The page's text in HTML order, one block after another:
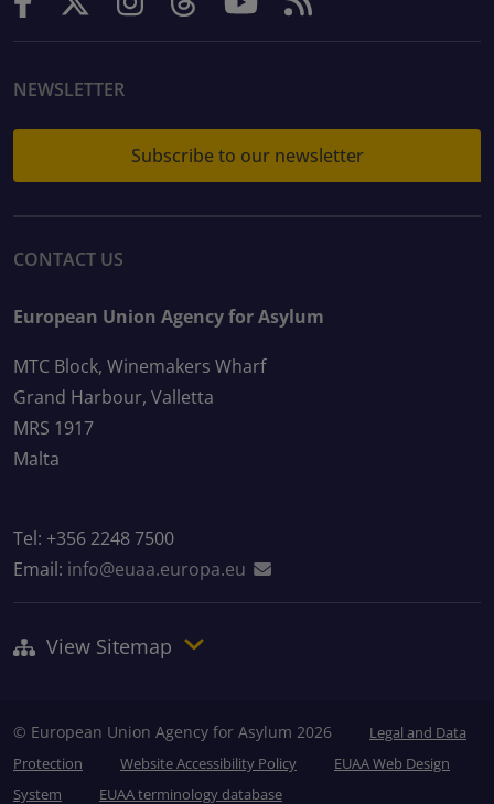
NEWSLETTER
Subscribe to our newsletter
CONTACT US
European Union Agency for Asylum
MTC Block, Winemakers Wharf
Grand Harbour, Valletta
MRS 1917
Malta
Tel: +356 2248 7500
Email: info@euaa.europa.eu
View Sitemap
© European Union Agency for Asylum 2026
Legal and Data
Protection
Website Accessibility Policy
EUAA Web Design
System
EUAA terminology database